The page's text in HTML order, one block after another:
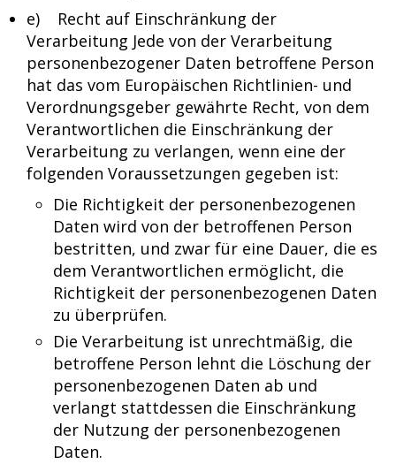
e) Recht auf Einschränkung der
Verarbeitung Jede von der Verarbeitung
personenbezogener Daten betroffene Person
hat das vom Europäischen Richtlinien- und
Verordnungsgeber gewährte Recht, von dem
Verantwortlichen die Einschränkung der
Verarbeitung zu verlangen, wenn eine der
folgenden Voraussetzungen gegeben ist:
Die Richtigkeit der personenbezogenen
Daten wird von der betroffenen Person
bestritten, und zwar für eine Dauer, die es
dem Verantwortlichen ermöglicht, die
Richtigkeit der personenbezogenen Daten
zu überprüfen.
Die Verarbeitung ist unrechtmäßig, die
betroffene Person lehnt die Löschung der
personenbezogenen Daten ab und
verlangt stattdessen die Einschränkung
der Nutzung der personenbezogenen
Daten.